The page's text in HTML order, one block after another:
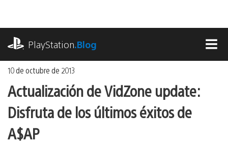
contenido
PlayStation.Blog
10 de octubre de 2013
Actualización de VidZone update:
Disfruta de los últimos éxitos de
A$AP